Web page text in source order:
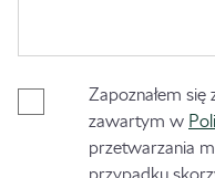
Zapoznałem
zawartym w
przetwarzania